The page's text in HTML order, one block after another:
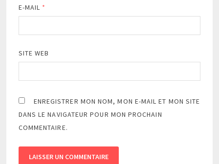
E-MAIL *
SITE WEB
ENREGISTRER MON NOM, MON E-MAIL ET MON SITE
DANS LE NAVIGATEUR POUR MON PROCHAIN
COMMENTAIRE.